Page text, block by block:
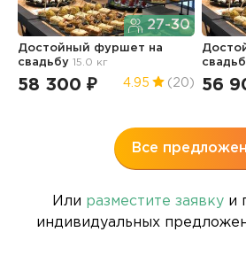
27-30
Достойный фуршет на
свадьбу 15.0 кг
58 300 ₽ 4.95 (20) 56
Все
Или разместите заявкуи
индивидуальных